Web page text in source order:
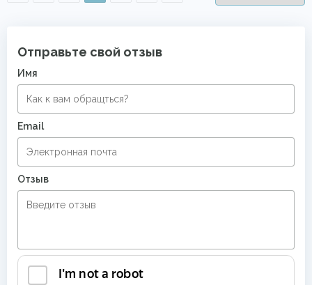
Отправьте свой отзыв
Имя
Email
Отзыв